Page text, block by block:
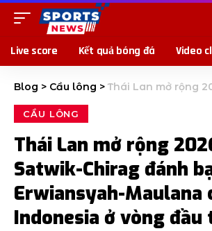
Live score Kết quả bóng đá Video
Blog > Cầu lông > Thái Lan mở rộng 2026 – Cặp Satwik-Chirag đánh bại
CẦU LÔNG
Thái Lan mở rộng
Satwik-Chirag đánh
Erwiansyah-Maulana
Indonesia ở vòng đầu